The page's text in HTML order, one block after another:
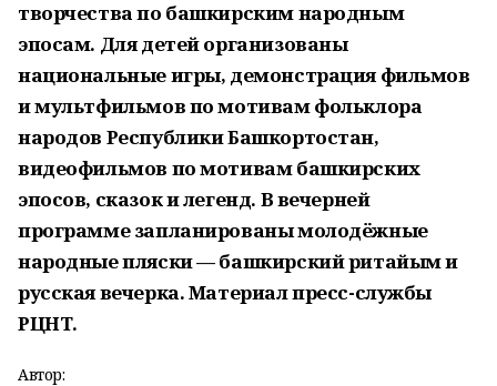
творчества по башкирским народным
эпосам. Для детей организованы
национальные игры, демонстрация фильмов
и мультфильмов по мотивам фольклора
народов Республики Башкортостан,
видеофильмов по мотивам башкирских
эпосов, сказок и легенд. В вечерней
программе запланированы молодёжные
народные пляски — башкирский ритайым и
русская вечерка. Материал пресс-службы
РЦНТ.
Автор: